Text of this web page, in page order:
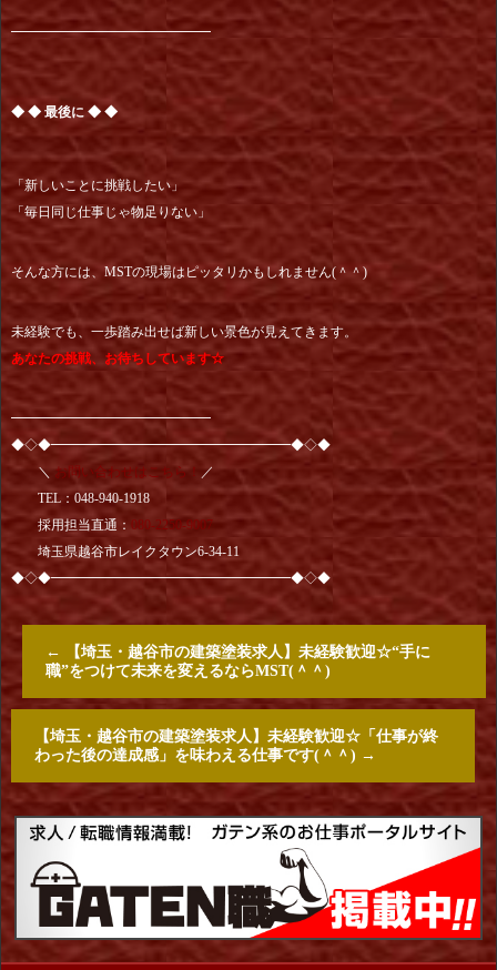
━━━━━━━━━━━━━━━
◆ ◆ 最後に ◆ ◆
「新しいことに挑戦したい」
「毎日同じ仕事じゃ物足りない」
そんな方には、MSTの現場はピッタリかもしれません(＾＾)
未経験でも、一歩踏み出せば新しい景色が見えてきます。
あなたの挑戦、お待ちしています☆
━━━━━━━━━━━━━━━
◆◇◆━━━━━━━━━━━━━━━━━━◆◇◆
＼お問い合わせはこちら！
／
TEL：048-940-1918
採用担当直通： 080-2250-9007
埼玉県越谷市レイクタウン6-34-11
◆◇◆━━━━━━━━━━━━━━━━━━◆◇◆
←
【埼玉・越谷市の建築塗装求人】未経験歓迎☆“手に
職”をつけて未来を変えるならMST(＾＾)
【埼玉・越谷市の建築塗装求人】未経験歓迎☆「仕事が終
わった後の達成感」を味わえる仕事です(＾＾) →